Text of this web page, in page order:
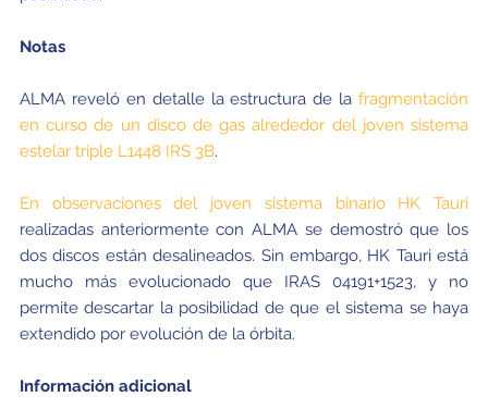
Notas
ALMA reveló en detalle la estructura de lafragmentación
en curso de un disco de gas alrededor del joven sistema
estelar triple L1448 IRS 3B.
En observaciones del joven sistema binario HK Tauri
realizadas anteriormente con ALMA se demostró que los
dos discos están desalineados. Sin embargo, HK Tauri está
mucho más evolucionado que IRAS 04191+1523, y no
permite descartar la posibilidad de que el sistema se haya
extendido por evolución de la órbita.
Información adicional